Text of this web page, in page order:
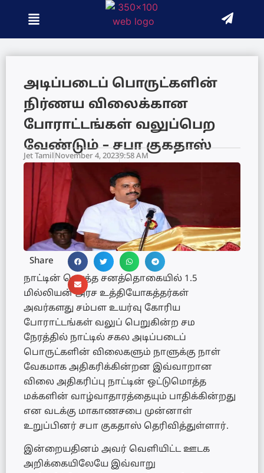
அடிப்படைப் பொருட்களின்
நிர்ணய விலைக்கான
போராட்டங்கள் வலுப்பெற
வேண்டும் – சபா குகதாஸ்
Jet TamilNovember 4, 20239:58 AM
Share
நாட்டின் மொத்த சனத்தொகையில் 1.5
மில்லியன் அரச உத்தியோகத்தர்கள்
அவர்களது சம்பள உயர்வு கோரிய
போராட்டங்கள் வலுப் பெறுகின்ற சம
நேரத்தில் நாட்டில் சகல அடிப்படைப்
பொருட்களின் விலைகளும் நாளுக்கு நாள்
வேகமாக அதிகரிக்கின்றன இவ்வாறான
விலை அதிகரிப்பு நாட்டின் ஒட்டுமொத்த
மக்களின் வாழ்வாதாரத்தையும் பாதிக்கின்றது
என வடக்கு மாகாணசபை முன்னாள்
உறுப்பினர் சபா குகதாஸ் தெரிவித்துள்ளார்.
இன்றையதினம் அவர் வெளியிட்ட ஊடக
அறிக்கையிலேயே இவ்வாறு